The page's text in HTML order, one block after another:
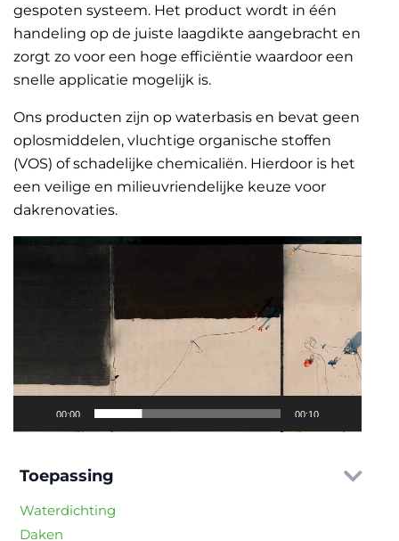
Toepassing
Waterdichting
Daken
gespoten systeem. Het product wordt in één
handeling op de juiste laagdikte aangebracht en
zorgt zo voor een hoge efficiëntie waardoor een
snelle applicatie mogelijk is.
Ons producten zijn op waterbasis en bevat geen
oplosmiddelen, vluchtige organische stoffen
(VOS) of schadelijke chemicaliën. Hierdoor is het
een veilige en milieuvriendelijke keuze voor
dakrenovaties.
Videospeler
00:00 00:10